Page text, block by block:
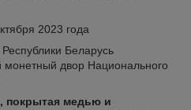
2023 года
Беларусь
монетный двор Национального
покрытая медью и